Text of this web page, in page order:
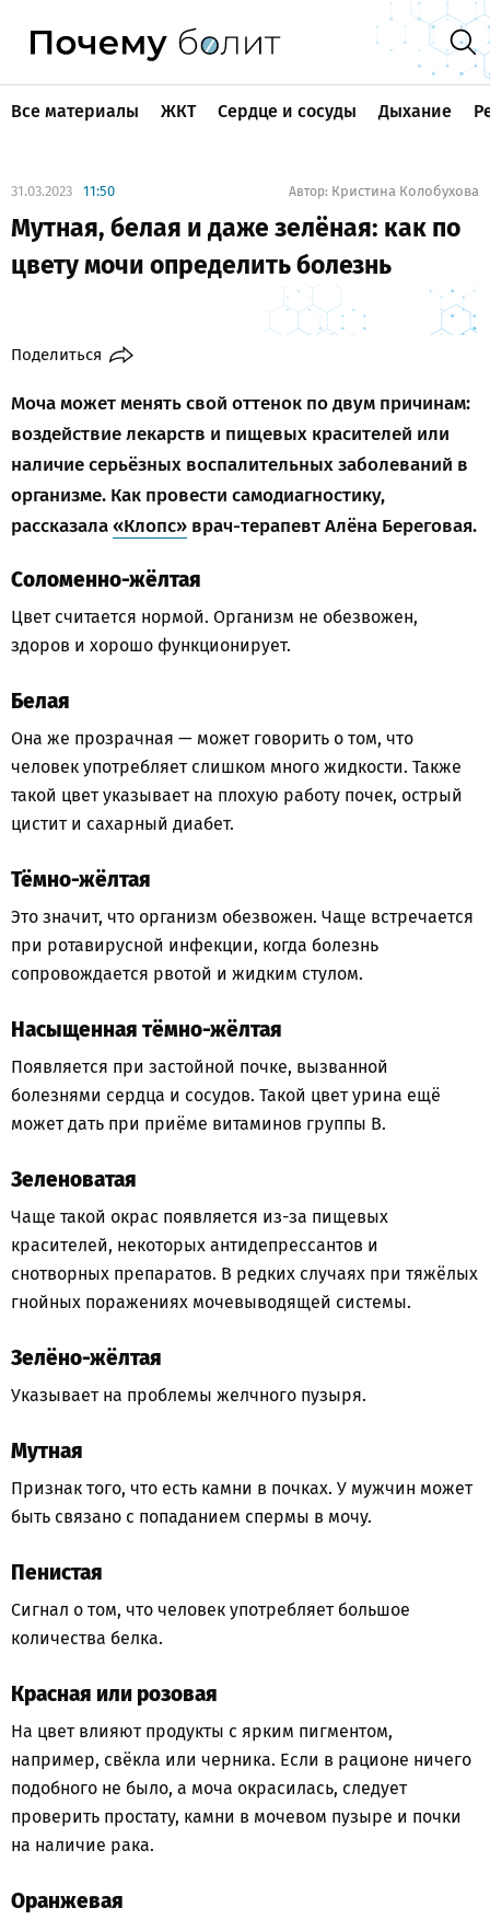
Все материалы ЖКТ Сердце и сосуды Дыхание
31.03.2023 11:50 Автор: Кристина Колобухова
Мутная, белая и даже зелёная: как по
цвету мочи определить болезнь
Поделиться
Моча может менять свой оттенок по двум причинам:
воздействие лекарств и пищевых красителей или
наличие серьёзных воспалительных заболеваний в
организме. Как провести самодиагностику,
рассказала«Клопс» врач-терапевт Алёна Береговая.
Соломенно-жёлтая
Цвет считается нормой. Организм не обезвожен,
здоров и хорошо функционирует.
Белая
Она же прозрачная — может говорить о том, что
человек употребляет слишком много жидкости. Также
такой цвет указывает на плохую работу почек, острый
цистит и сахарный диабет.
Тёмно-жёлтая
Это значит, что организм обезвожен. Чаще встречается
при ротавирусной инфекции, когда болезнь
сопровождается рвотой и жидким стулом.
Насыщенная тёмно-жёлтая
Появляется при застойной почке, вызванной
болезнями сердца и сосудов. Такой цвет урина ещё
может дать при приёме витаминов группы В.
Зеленоватая
Чаще такой окрас появляется из-за пищевых
красителей, некоторых антидепрессантов и
снотворных препаратов. В редких случаях при тяжёлых
гнойных поражениях мочевыводящей системы.
Зелёно-жёлтая
Указывает на проблемы желчного пузыря.
Мутная
Признак того, что есть камни в почках. У мужчин может
быть связано с попаданием спермы в мочу.
Пенистая
Сигнал о том, что человек употребляет большое
количества белка.
Красная или розовая
На цвет влияют продукты с ярким пигментом,
например, свёкла или черника. Если в рационе ничего
подобного не было, а моча окрасилась, следует
проверить простату, камни в мочевом пузыре и почки
на наличие рака.
Оранжевая